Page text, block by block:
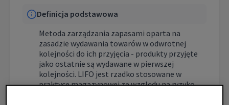
Definicja podstawowa
Metoda zarządzania zapasami oparta na
zasadzie wydawania towarów w odwrotnej
kolejności do ich przyjęcia - produkty przyjęte
jako ostatnie są wydawane w pierwszej
kolejności. LIFO jest rzadko stosowane w
praktyce magazynowej ze względu na ryzyko